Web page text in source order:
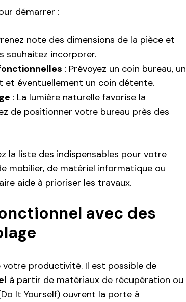
démarrer :
note des dimensions de la pièce et
souhaitez incorporer.
: Prévoyez un coin bureau, un
et éventuellement un coin détente.
: La lumière naturelle favorise la
de positionner votre bureau près des
la liste des indispensables pour votre
mobilier, de matériel informatique ou
aide à prioriser les travaux.
avec des
productivité. Il est possible de
à partir de matériaux de récupération ou
It Yourself) ouvrent la porte à